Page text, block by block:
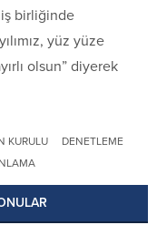
birliğinde
yüz yüze
olsun” diyerek
KURULU
DENETLEME